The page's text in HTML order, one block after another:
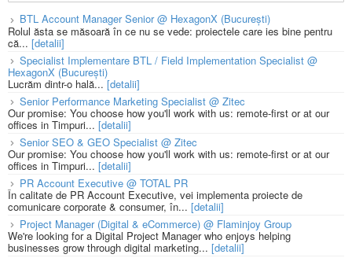
BTL Account Manager Senior @ HexagonX (București)
Rolul ăsta se măsoară în ce nu se vede: proiectele care ies bine pentru
că... [detalii]
Specialist Implementare BTL / Field Implementation Specialist @
HexagonX (București)
Lucrăm dintr-o hală...[detalii]
Senior Performance Marketing Specialist @ Zitec
Our promise: You choose how you'll work with us: remote-first or at our
offices in Timpuri... [detalii]
Senior SEO & GEO Specialist @ Zitec
Our promise: You choose how you'll work with us: remote-first or at our
offices in Timpuri... [detalii]
PR Account Executive @ TOTAL PR
În calitate de PR Account Executive, vei implementa proiecte de
comunicare corporate & consumer, în... [detalii]
Project Manager (Digital & eCommerce) @ Flaminjoy Group
We're looking for a Digital Project Manager who enjoys helping
businesses grow through digital marketing... [detalii]